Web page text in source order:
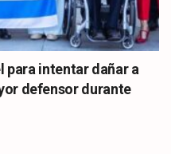
para intentar dañar a
defensor durante